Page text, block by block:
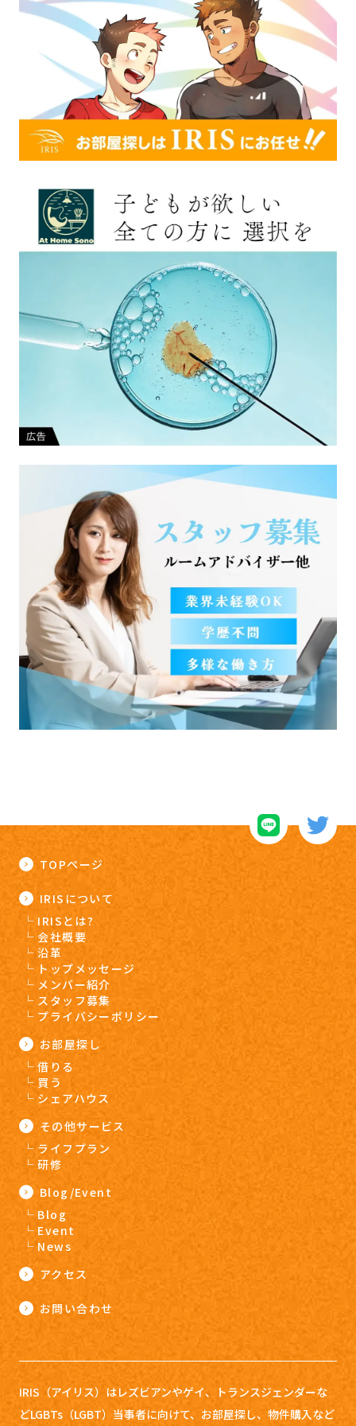
TOPページ
IRISについて
IRISとは?
会社概要
沿革
トップメッセージ
メンバー紹介
スタッフ募集
プライバシーポリシー
お部屋探し
借りる
買う
シェアハウス
その他サービス
ライフプラン
研修
Blog/Event
Blog
Event
News
アクセス
お問い合わせ
IRIS（アイリス）はレズビアンやゲイ、トランスジェンダーな
どLGBTs（LGBT）当事者に向けて、お部屋探し、 物件購入など